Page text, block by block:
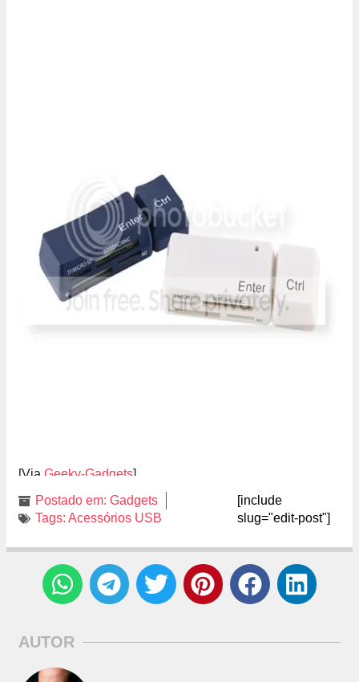
[Via Geeky-Gadgets]
Postado em: Gadgets
Tags: Acessórios USB
[include
slug="edit-post"]
AUTOR